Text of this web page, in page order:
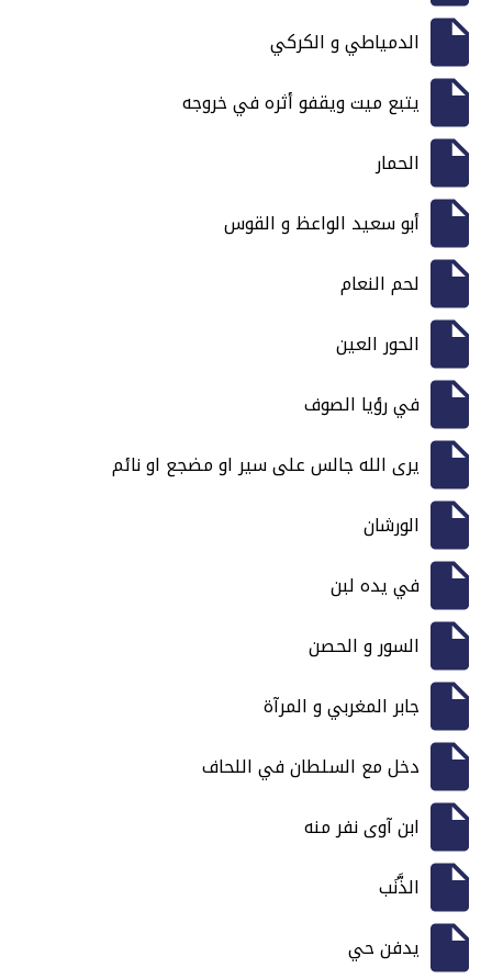
الدمياطي و الكركي
يتبع ميت ويقفو أثره في خروجه
الحمار
أبو سعيد الواعظ و القوس
لحم النعام
الحور العين
في رؤيا الصوف
يرى الله جالس على سير او مضجع او نائم
الورشان
في يده لبن
السور و الحصن
جابر المغربي و المرآة
دخل مع السلطان في اللحاف
ابن آوى نفر منه
الذَّنَب
يدفن حي